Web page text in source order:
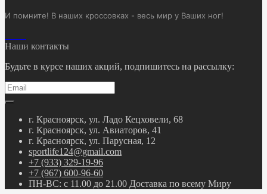
И помните! В наших кроссовках - весь мир у Ваших ног!
Наши контакты
Будьте в курсе наших акций, подпишитесь на рассылку:
г. Красноярск, ул. Ладо Кецховели, 68
г. Красноярск, ул. Авиаторов, 41
г. Красноярск, ул. Парусная, 12
sportlife124@gmail.com
+7 (933) 329-19-96
+7 (967) 600-96-60
ПН-ВС: с 11.00 до 21.00 Доставка по всему Миру